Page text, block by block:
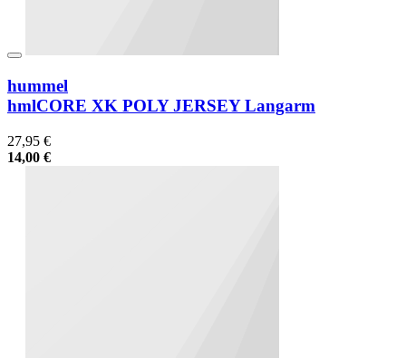
hummel
hmlCORE XK POLY JERSEY Langarm
27,95 €
14,00 €